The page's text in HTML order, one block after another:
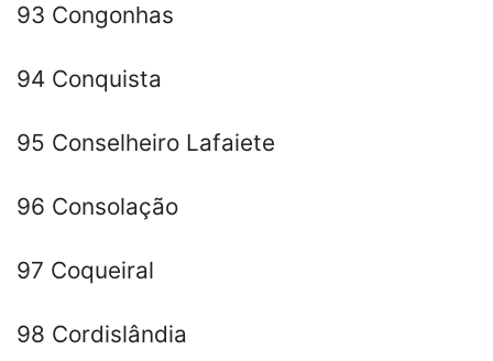
93 Congonhas
94 Conquista
95 Conselheiro Lafaiete
96 Consolação
97 Coqueiral
98 Cordislândia